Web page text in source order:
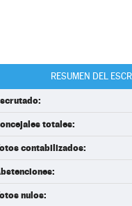
RESUMEN DEL
totales:
contabilizados:
nulos: